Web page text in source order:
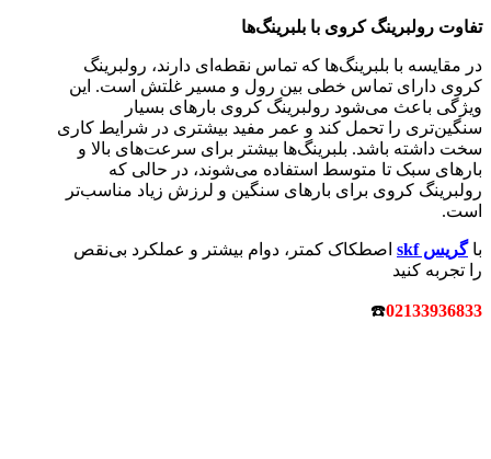
تفاوت رولبرینگ کروی با بلبرینگ‌ها
در مقایسه با بلبرینگ‌ها که تماس نقطه‌ای دارند، رولبرینگ
کروی دارای تماس خطی بین رول و مسیر غلتش است. این
ویژگی باعث می‌شود رولبرینگ کروی بارهای بسیار
سنگین‌تری را تحمل کند و عمر مفید بیشتری در شرایط کاری
سخت داشته باشد. بلبرینگ‌ها بیشتر برای سرعت‌های بالا و
بارهای سبک تا متوسط استفاده می‌شوند، در حالی که
رولبرینگ کروی برای بارهای سنگین و لرزش زیاد مناسب‌تر
است.
باگریس skf
اصطکاک کمتر، دوام بیشتر و عملکرد بی‌نقص
را تجربه کنید
02133936833
☎️